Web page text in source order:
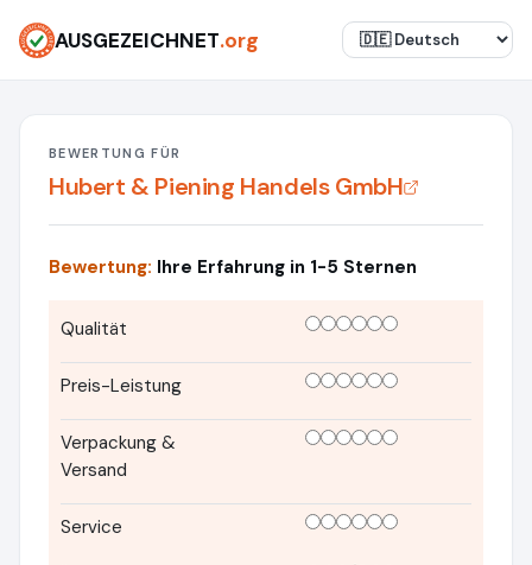
AUSGEZEICHNET.org
BEWERTUNG FÜR
Hubert & Piening Handels GmbH
Bewertung: Ihre Erfahrung in 1-5 Sternen
Qualität
Preis-Leistung
Verpackung &
Versand
Service